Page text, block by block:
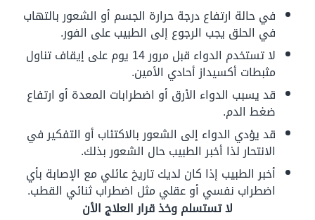
في حالة ارتفاع درجة حرارة الجسم أو الشعور بالتهاب
في الحلق يجب الرجوع إلى الطبيب على الفور.
لا تستخدم الدواء قبل مرور 14 يوم على إيقاف تناول
مثبطات أكسيداز أحادي الأمين.
قد يسبب الدواء الأرق أو اضطرابات المعدة أو ارتفاع
ضغط الدم.
قد يؤدي الدواء إلى الشعور بالاكتئاب أو التفكير في
الانتحار لذا أخبر الطبيب حال الشعور بذلك.
أخبر الطبيب إذا كان لديك تاريخ عائلي مع الإصابة بأي
اضطراب نفسي أو عقلي مثل اضطراب ثنائي القطب.
لا تستسلم وخذ قرار العلاج الأن